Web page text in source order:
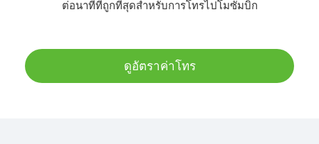
ต่อนาทีที่ถูกที่สุดสำหรับการโทรไปโมซัมบิก
ดูอัตราค่าโทร